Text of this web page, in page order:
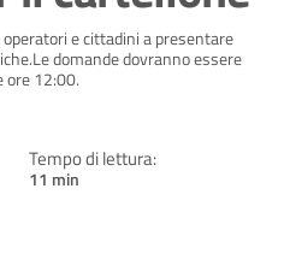
e cittadini a presentare
domande dovranno essere
ore 12:00.
Tempo di lettura:
11 min